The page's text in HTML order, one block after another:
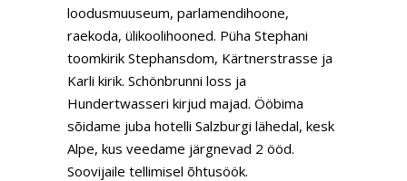
loodusmuuseum, parlamendihoone,
raekoda, ülikoolihooned. Püha Stephani
toomkirik Stephansdom, Kärtnerstrasse ja
Karli kirik. Schönbrunni loss ja
Hundertwasseri kirjud majad. Ööbima
sõidame juba hotelli Salzburgi lähedal, kesk
Alpe, kus veedame järgnevad 2 ööd.
Soovijaile tellimisel õhtusöök.